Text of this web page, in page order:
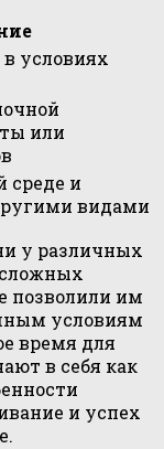
условиях
или
среде и
видами
у различных
позволили им
условиям
время для
в себя как
и успех